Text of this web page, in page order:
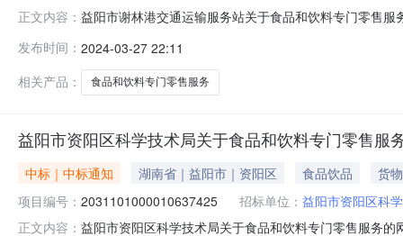
正文内容： 益阳市谢林港交通运输服务站关于食品和饮料专门零售
区划编码:430999项目所在行政区划名称:益阳市本级报
发布时间： 2024-03-27 22:11
相关产品：
食品和饮料专门零售服务
益阳市资阳区科学技术局关于食品和饮料专门零售服
中标｜中标通知 湖南省｜益阳市｜资阳区 食品饮品
货物
项目编号： 2031101000010637425 招标单位： 益阳市资阳区科
正文内容： 益阳市资阳区科学技术局关于食品和饮料专门零售服务